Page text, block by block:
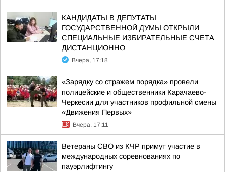
КАНДИДАТЫ В ДЕПУТАТЫ
ГОСУДАРСТВЕННОЙ ДУМЫ ОТКРЫЛИ
СПЕЦИАЛЬНЫЕ ИЗБИРАТЕЛЬНЫЕ СЧЕТА
ДИСТАНЦИОННО
Вчера, 17:18
«Зарядку со стражем порядка» провели
полицейские и общественники Карачаево-
Черкесии для участников профильной смены
«Движения Первых»
Вчера, 17:11
Ветераны СВО из КЧР примут участие в
международных соревнованиях по
пауэрлифтингу